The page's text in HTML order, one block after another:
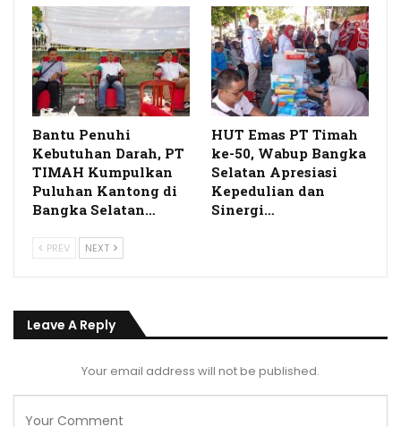
Bantu Penuhi
Kebutuhan Darah, PT
TIMAH Kumpulkan
Puluhan Kantong di
Bangka Selatan…
HUT Emas PT Timah
ke-50, Wabup Bangka
Selatan Apresiasi
Kepedulian dan
Sinergi…
PREV NEXT
Leave A Reply
Your email address will not be published.